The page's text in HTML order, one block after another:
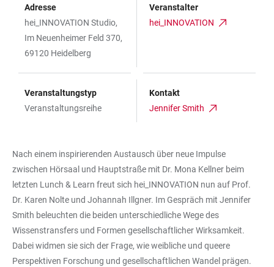
Adresse
hei_INNOVATION Studio,
Im Neuenheimer Feld 370,
69120 Heidelberg
Veranstalter
hei_INNOVATION
Veranstaltungstyp
Veranstaltungsreihe
Kontakt
Jennifer Smith
Nach einem inspirierenden Austausch über neue Impulse
zwischen Hörsaal und Hauptstraße mit Dr. Mona Kellner beim
letzten Lunch & Learn freut sich hei_INNOVATION nun auf Prof.
Dr. Karen Nolte und Johannah Illgner. Im Gespräch mit Jennifer
Smith beleuchten die beiden unterschiedliche Wege des
Wissenstransfers und Formen gesellschaftlicher Wirksamkeit.
Dabei widmen sie sich der Frage, wie weibliche und queere
Perspektiven Forschung und gesellschaftlichen Wandel prägen.